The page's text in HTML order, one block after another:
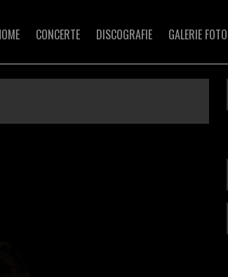
CONCERTE DISCOGRAFIE GALERIE FOTO